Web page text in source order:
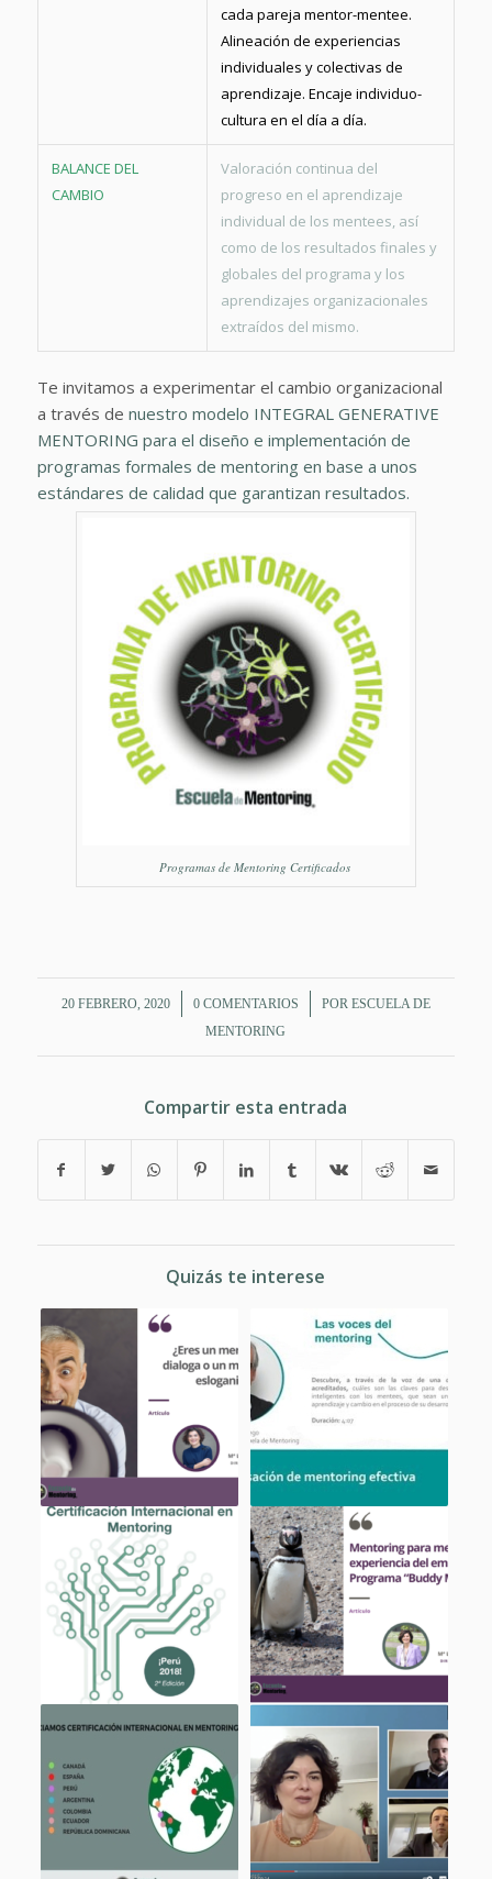
cada pareja mentor-mentee.
Alineación de experiencias
individuales y colectivas de
aprendizaje. Encaje individuo-
cultura en el día a día.
BALANCE DEL
CAMBIO
Valoración continua del
progreso en el aprendizaje
individual de los mentees, así
como de los resultados finales y
globales del programa y los
aprendizajes organizacionales
extraídos del mismo.
Te invitamos a experimentar el cambio organizacional
a través de nuestro modelo INTEGRAL GENERATIVE
MENTORING para el diseño e implementación de
programas formales de mentoring en base a unos
estándares de calidad que garantizan resultados.
Programas de Mentoring Certificados
20 FEBRERO, 2020
/ 0 COMENTARIOS
/ POR ESCUELA DE
MENTORING
Compartir esta entrada
Quizás te interese